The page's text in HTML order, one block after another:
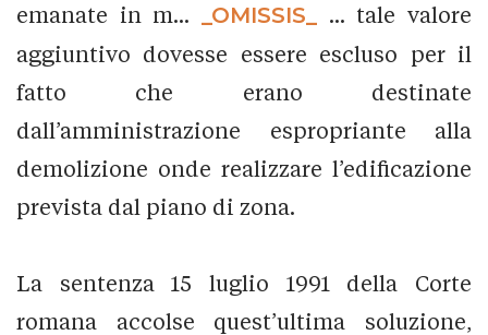
emanate in m...
_OMISSIS_
... tale valore
aggiuntivo dovesse essere escluso per il
fatto che erano destinate
dall’amministrazione espropriante alla
demolizione onde realizzare l’edificazione
prevista dal piano di zona.
La sentenza 15 luglio 1991 della Corte
romana accolse quest’ultima soluzione,